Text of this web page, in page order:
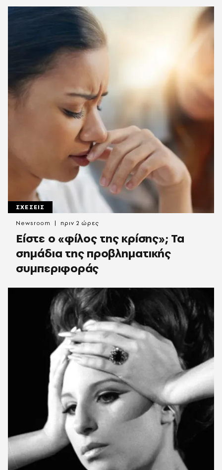
ΣΧΕΣΕΙΣ
Είστε ο «φίλος της κρίσης»; Τα
σημάδια της προβληματικής
συμπεριφοράς
Newsroom πριν 2 ώρες